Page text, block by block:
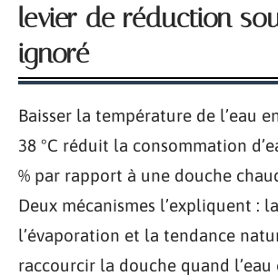
levier de réduction
ignoré
Baisser la température de l’eau
38 °C réduit la consommation
% par rapport à une douche
Deux mécanismes l’expliquent :
l’évaporation et la tendance
raccourcir la douche quand l’eau